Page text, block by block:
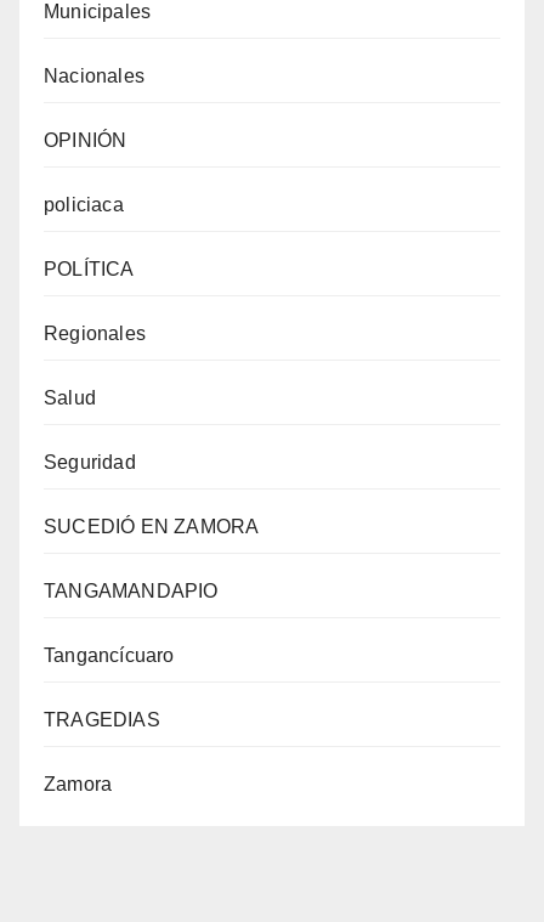
Municipales
Nacionales
OPINIÓN
policiaca
POLÍTICA
Regionales
Salud
Seguridad
SUCEDIÓ EN ZAMORA
TANGAMANDAPIO
Tangancícuaro
TRAGEDIAS
Zamora